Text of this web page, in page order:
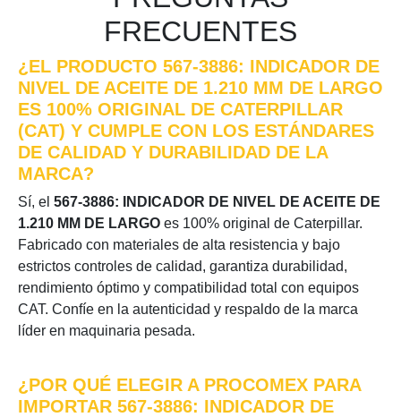
FRECUENTES
¿EL PRODUCTO 567-3886: INDICADOR DE
NIVEL DE ACEITE DE 1.210 MM DE LARGO
ES 100% ORIGINAL DE CATERPILLAR
(CAT) Y CUMPLE CON LOS ESTÁNDARES
DE CALIDAD Y DURABILIDAD DE LA
MARCA?
Sí, el 567-3886: INDICADOR DE NIVEL DE ACEITE DE
1.210 MM DE LARGO es 100% original de Caterpillar.
Fabricado con materiales de alta resistencia y bajo
estrictos controles de calidad, garantiza durabilidad,
rendimiento óptimo y compatibilidad total con equipos
CAT. Confíe en la autenticidad y respaldo de la marca
líder en maquinaria pesada.
¿POR QUÉ ELEGIR A PROCOMEX PARA
IMPORTAR 567-3886: INDICADOR DE